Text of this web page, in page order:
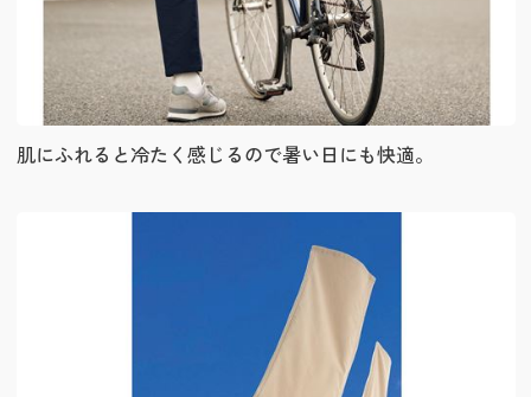
肌にふれると冷たく感じるので暑い日にも快適。